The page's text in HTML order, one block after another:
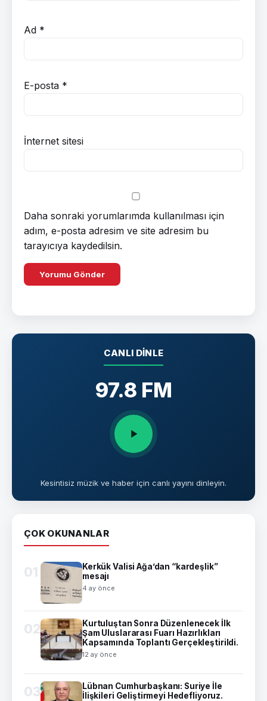
Ad *
E-posta *
İnternet sitesi
Daha sonraki yorumlarımda kullanılması için
adım, e-posta adresim ve site adresim bu
tarayıcıya kaydedilsin.
CANLI DINLE
97.8 FM
Kesintisiz müzik ve haber için canlı yayını dinleyin.
ÇOK OKUNANLAR
01
Kerkük Valisi Ağa’dan “kardeşlik”
mesajı
4 ay önce
02
Kurtuluştan Sonra Düzenlenecek İlk
Şam Uluslararası Fuarı Hazırlıkları
Kapsamında Toplantı Gerçekleştirildi.
12 ay önce
03
Lübnan Cumhurbaşkanı: Suriye İle
İlişkileri Geliştirmeyi Hedefliyoruz.